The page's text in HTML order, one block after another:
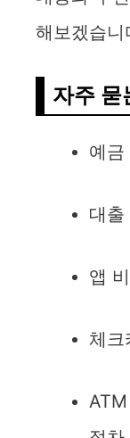
해보겠습니
자주 묻
예금
대출
앱
체크